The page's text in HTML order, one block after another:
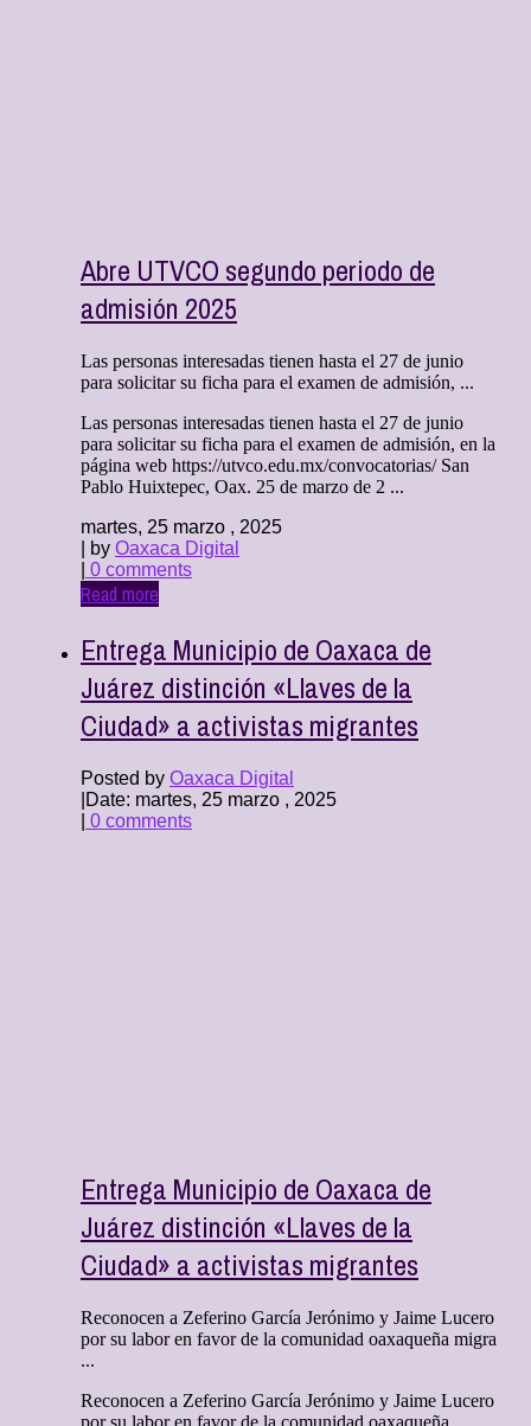
Abre UTVCO segundo periodo de
admisión 2025
Las personas interesadas tienen hasta el 27 de junio
para solicitar su ficha para el examen de admisión, ...
Las personas interesadas tienen hasta el 27 de junio
para solicitar su ficha para el examen de admisión, en la
página web https://utvco.edu.mx/convocatorias/ San
Pablo Huixtepec, Oax. 25 de marzo de 2 ...
martes, 25 marzo , 2025
| by Oaxaca Digital
0 comments
Read more
Entrega Municipio de Oaxaca de
Juárez distinción «Llaves de la
Ciudad» a activistas migrantes
Posted by Oaxaca Digital
Date: martes, 25 marzo , 2025
0 comments
Entrega Municipio de Oaxaca de
Juárez distinción «Llaves de la
Ciudad» a activistas migrantes
Reconocen a Zeferino García Jerónimo y Jaime Lucero
por su labor en favor de la comunidad oaxaqueña migra
...
Reconocen a Zeferino García Jerónimo y Jaime Lucero
por su labor en favor de la comunidad oaxaqueña